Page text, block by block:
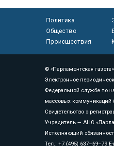
Политика
Общество
Происшествия
© «Парламентская
Электронное
Федеральной службе по
массовых коммуникаций
Свидетельство о
Учредитель — АНО
Исполняющий
Тел.: +7 (495) 637–69–79